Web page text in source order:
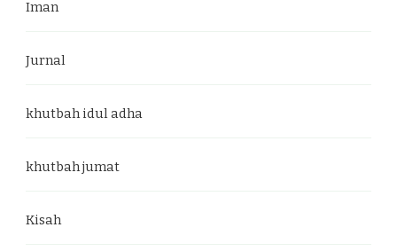
Iman
Jurnal
khutbah idul adha
khutbah jumat
Kisah